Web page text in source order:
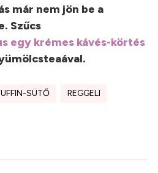
már nem jön be a
Szűcs
egy krémes kávés-körtés
SÜTŐ REGGELI